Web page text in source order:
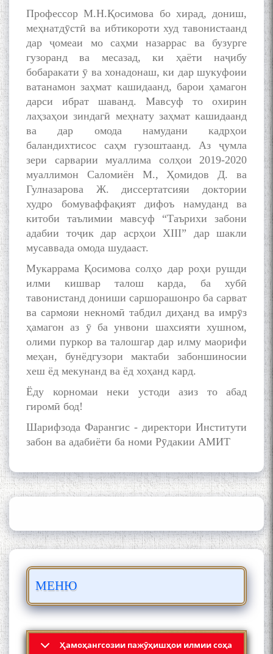
Профессор М.Н.Қосимова бо хирад, дониш,
меҳнатдӯстӣ ва ибтикороти худ тавонистаанд
дар ҷомеаи мо саҳми назаррас ва бузурге
гузоранд ва месазад, ки ҳаёти наҷибу
бобаракати ӯ ва хонадонаш, ки дар шукуфоии
ватанамон заҳмат кашидаанд, барои ҳамагон
дарси ибрат шаванд. Мавсуф то охирин
лаҳзаҳои зиндагӣ меҳнату заҳмат кашидаанд
ва дар омода намудани кадрҳои
баландихтисос саҳм гузоштаанд. Аз ҷумла
зери сарварии муаллима солҳои 2019-2020
муаллимон Саломиён М., Ҳомидов Д. ва
Гулназарова Ж. диссертатсияи доктории
худро бомуваффақият дифоъ намуданд ва
китоби таълимии мавсуф “Таърихи забони
адабии тоҷик дар асрҳои ХIII” дар шакли
мусаввада омода шудааст.
Мукаррама Қосимова солҳо дар роҳи рушди
илми кишвар талош карда, ба хубӣ
тавонистанд дониши саршорашонро ба сарват
ва сармояи некномӣ табдил диҳанд ва имрӯз
ҳамагон аз ӯ ба унвони шахсияти хушном,
олими пуркор ва талошгар дар илму маорифи
меҳан, бунёдгузори мактаби забоншиносии
хеш ёд мекунанд ва ёд хоҳанд кард.
Ёду корномаи неки устоди азиз то абад
гиромӣ бод!
Шарифзода Фарангис - директори Институти
забон ва адабиёти ба номи Рӯдакии АМИТ
МЕНЮ
Ҳамоҳангсозии пажӯҳишҳои илмии соҳа
Сухбати навқаламон бо
Муъмин Қаноат\Meeting of
young talents with Mumyin
Kanoat
The Persian Gulf Beautiful
poetry from Устод Мумин
Қаноат (Ustod Mumin Qanoat)
and Master Mehryar
Mehrafarin about the conflict
of the name of the Persian
Сайри Дарвоз бо Мӯъмин
Қаноат: Чанор ҳам "гап"
мезанад
ШАРҲИ МУЛОҚОТ БО АҲЛИ
АКАДЕМИЯИ МИЛЛИИ
ИЛМҲОИ ТОҶИКИСТОН
БО 4 000 000 СОМОНӢ
МӮЪМИН ҚАНОАТ СОХТА